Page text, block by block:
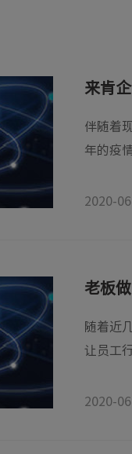
来肯
伴随着
年的疫
2020-
老板
随着近
让员工
2020-